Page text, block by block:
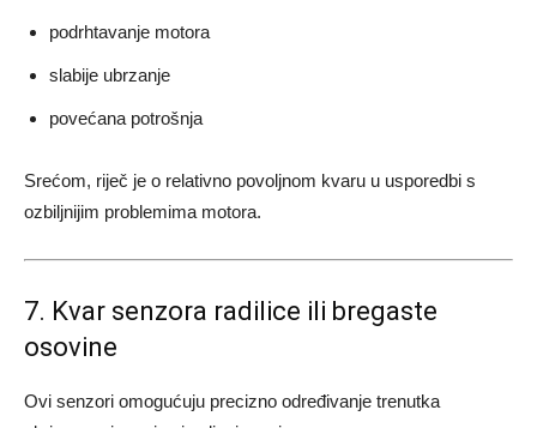
podrhtavanje motora
slabije ubrzanje
povećana potrošnja
Srećom, riječ je o relativno povoljnom kvaru u usporedbi s
ozbiljnijim problemima motora.
7. Kvar senzora radilice ili bregaste
osovine
Ovi senzori omogućuju precizno određivanje trenutka